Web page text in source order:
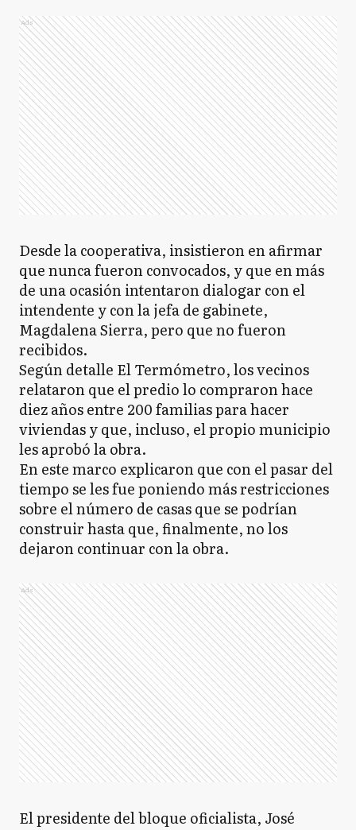
Ads
Desde la cooperativa, insistieron en afirmar
que nunca fueron convocados, y que en más
de una ocasión intentaron dialogar con el
intendente y con la jefa de gabinete,
Magdalena Sierra, pero que no fueron
recibidos.
Según detalle El Termómetro, los vecinos
relataron que el predio lo compraron hace
diez años entre 200 familias para hacer
viviendas y que, incluso, el propio municipio
les aprobó la obra.
En este marco explicaron que con el pasar del
tiempo se les fue poniendo más restricciones
sobre el número de casas que se podrían
construir hasta que, finalmente, no los
dejaron continuar con la obra.
Ads
El presidente del bloque oficialista, José